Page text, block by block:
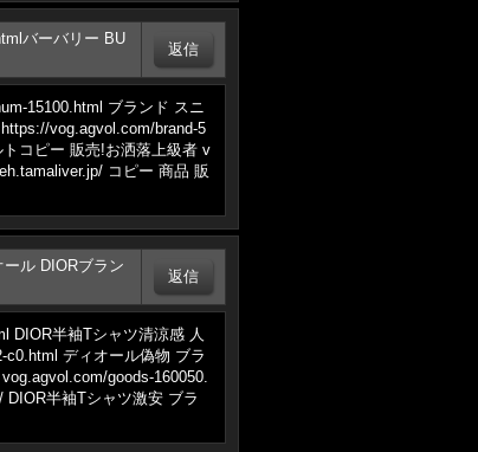
バーバリー BU
15100.html ブランド スニ
vog.agvol.com/brand-5
コピー 販売!お洒落上級者 v
コピー 商品 販
ル DIORブラン
DIOR半袖Tシャツ清涼感 人
ディオール偽物 ブラ
goods-160050.
半袖Tシャツ激安 ブラ